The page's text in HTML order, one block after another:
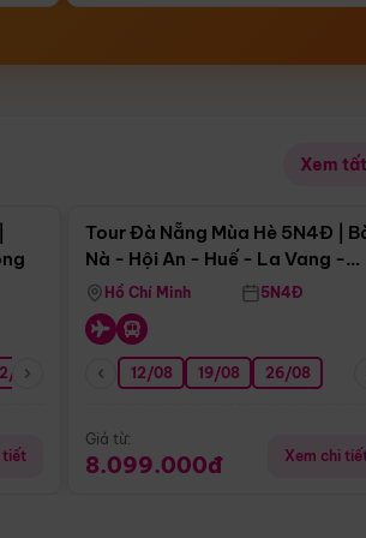
Xem
08 26/08 05/09 09/09 12/09
tiết
Điểm nổi
Tour Đà Nẵng Mùa Hè 5N4Đ |
Nà - Hội An - Huế - La Vang -
Động Thiên Đường
Hồ Chí Minh 5N4Đ
12/08 19/08 26/08
Giá từ:
8.099.000đ Xem chi